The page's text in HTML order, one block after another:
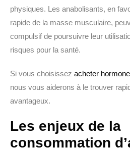
physiques. Les anabolisants, en
rapide de la masse musculaire,
compulsif de poursuivre leur
risques pour la santé.
Si vous choisissez acheter
nous vous aiderons à le trouver
avantageux.
Les enjeux de la
consommation